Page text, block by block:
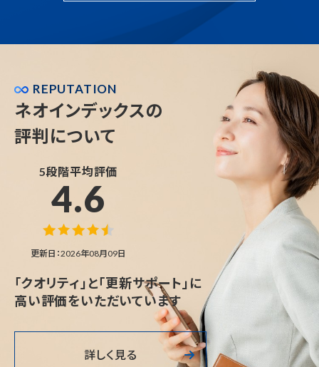
REPUTATION
ネオインデックスの
評判について
5段階平均評価
4.6
更新日：2026年08月09日
「クオリティ」と「更新サポート」に
高い評価をいただいています
詳しく見る